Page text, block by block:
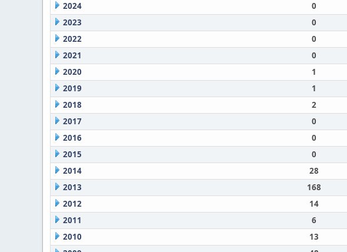
2024
0
2023
0
2022
0
2021
0
2020
1
2019
1
2018
2
2017
0
2016
0
2015
0
2014
28
2013
168
2012
14
2011
6
2010
13